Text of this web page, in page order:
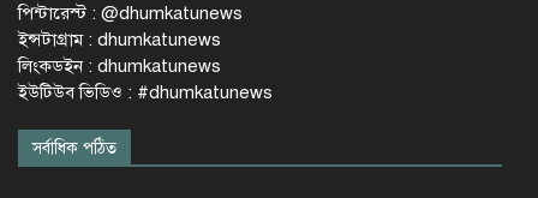
পিন্টারেস্ট : @dhumkatunews
ইন্সটাগ্রাম : dhumkatunews
লিংকডইন : dhumkatunews
ইউটিউব ভিডিও : #dhumkatunews
সর্বাধিক পঠিত